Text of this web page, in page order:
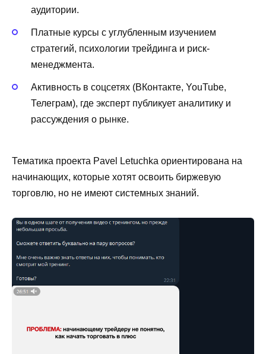
аудитории.
Платные курсы с углубленным изучением
стратегий, психологии трейдинга и риск-
менеджмента.
Активность в соцсетях (ВКонтакте, YouTube,
Телеграм), где эксперт публикует аналитику и
рассуждения о рынке.
Тематика проекта Pavel Letuchka ориентирована на
начинающих, которые хотят освоить биржевую
торговлю, но не имеют системных знаний.